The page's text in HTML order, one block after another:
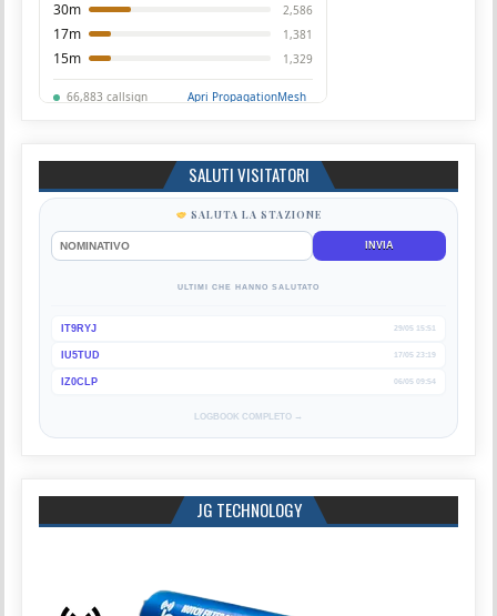
SALUTI VISITATORI
SALUTA LA STAZIONE
INVIA
ULTIMI CHE HANNO SALUTATO
IT9RYJ 29/05 15:51
IU5TUD 17/05 23:19
IZ0CLP 06/05 09:54
LOGBOOK COMPLETO →
JG TECHNOLOGY